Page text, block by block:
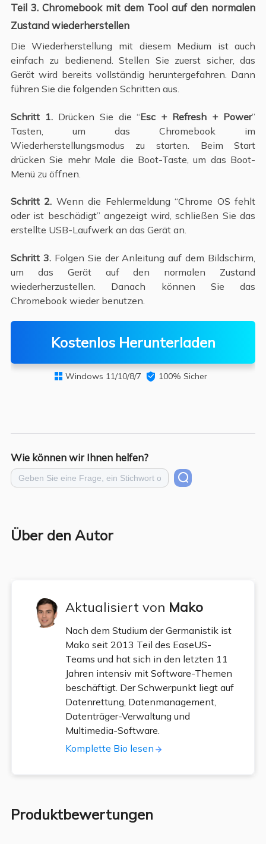
Teil 3. Chromebook mit dem Tool auf den normalen
Zustand wiederherstellen
Die Wiederherstellung mit diesem Medium ist auch
einfach zu bedienend. Stellen Sie zuerst sicher, das
Gerät wird bereits vollständig heruntergefahren. Dann
führen Sie die folgenden Schritten aus.
Schritt 1.Drücken Sie die “Esc + Refresh + Power”
Tasten, um das Chromebook im
Wiederherstellungsmodus zu starten. Beim Start
drücken Sie mehr Male die Boot-Taste, um das Boot-
Menü zu öffnen.
Schritt 2. Wenn die Fehlermeldung “Chrome OS fehlt
oder ist beschädigt” angezeigt wird, schließen Sie das
erstellte USB-Laufwerk an das Gerät an.
Schritt 3.Folgen Sie der Anleitung auf dem Bildschirm,
um das Gerät auf den normalen Zustand
wiederherzustellen. Danach können Sie das
Chromebook wieder benutzen.
Kostenlos Herunterladen
 Windows 11/10/8/7  100% Sicher
Wie können wir Ihnen helfen?
Über den Autor
Aktualisiert von Mako
Nach dem Studium der Germanistik ist
Mako seit 2013 Teil des EaseUS-
Teams und hat sich in den letzten 11
Jahren intensiv mit Software-Themen
beschäftigt. Der Schwerpunkt liegt auf
Datenrettung, Datenmanagement,
Datenträger-Verwaltung und
Multimedia-Software.
Komplette Bio lesen
Produktbewertungen